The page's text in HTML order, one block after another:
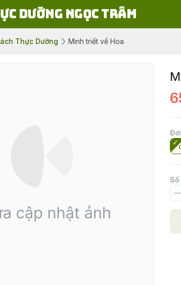
Dưỡng Ngọc Trâm
Thực Dưỡng Minh triết về Hoa